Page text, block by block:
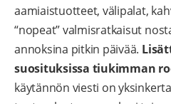
aamiaistuotteet, välipalat,
“nopeat” valmisratkaisut
annoksina pitkin päivää.
suosituksissa tiukimman
käytännön viesti on